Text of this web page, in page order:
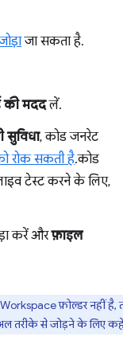
जा सकता है.
मददलें.
, कोड जनरेट
रोक सकती है. कोड
टेस्ट करने के लिए,
करें औरफ़ाइल
फ़ोल्डर नहीं है,
तरीके से जोड़ने के लिए